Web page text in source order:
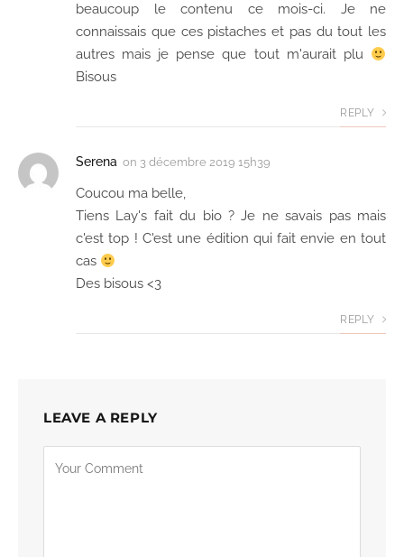
beaucoup le contenu ce mois-ci. Je ne
connaissais que ces pistaches et pas du tout les
autres mais je pense que tout m'aurait plu
Bisous
REPLY
Serena on 3 décembre 2019 15h39
Coucou ma belle,
Tiens Lay's fait du bio ? Je ne savais pas mais
c'est top ! C'est une édition qui fait envie en tout
cas
Des bisous <3
REPLY
LEAVE A REPLY